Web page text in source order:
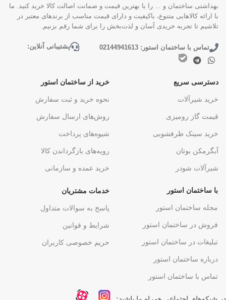
بهداشتی ساختمان و ... را با بهترین قیمت و ضمانت اصالت کالا خرید کنید. ما
با ارائه کالاهایی متنوع، باکیفیت و دارای قیمت مناسب از برندهای معتبر در
تلاشیم تا تجربه خریدی آسان و لذت‌بخش را برای شما رقم بزنیم.
تماس با ساختمان استور: 02144941613 پشتیبانی آنلاین:
دسترسی سریع
خرید شیرآلات
قیمت گاز رومیزی
خرید سینک ظرفشویی
آبگرمکن بوتان
شیرآلات شودر
خرید از ساختمان استور
نحوه خرید و ثبت سفارش
روش‌های ارسال سفارش
شیوه‌های پرداخت
رویه‌های بازگرداندن کالا
خرید عمده و سازمانی
با ساختمان استور
مجله ساختمان استور
فروش در ساختمان استور
تبلیغات در ساختمان استور
درباره ساختمان استور
تماس با ساختمان استور
خدمات مشتریان
پاسخ به سوالات متداول
شرایط و قوانین
حریم خصوصی کاربران